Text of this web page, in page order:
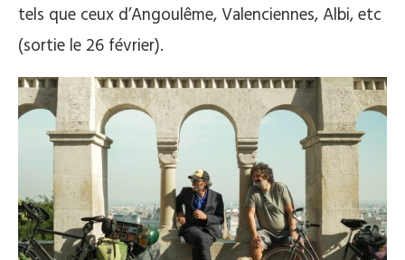
tels que ceux d’Angoulême, Valenciennes, Albi, etc
(sortie le 26 février).